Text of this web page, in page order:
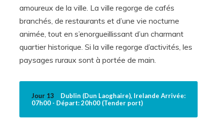
amoureux de la ville. La ville regorge de cafés
branchés, de restaurants et d’une vie nocturne
animée, tout en s’enorgueillissant d’un charmant
quartier historique. Si la ville regorge d’activités, les
paysages ruraux sont à portée de main.
Jour 13
Dublin (Dun Laoghaire), Irelande Arrivée:
07h00 - Départ: 20h00 (Tender port)